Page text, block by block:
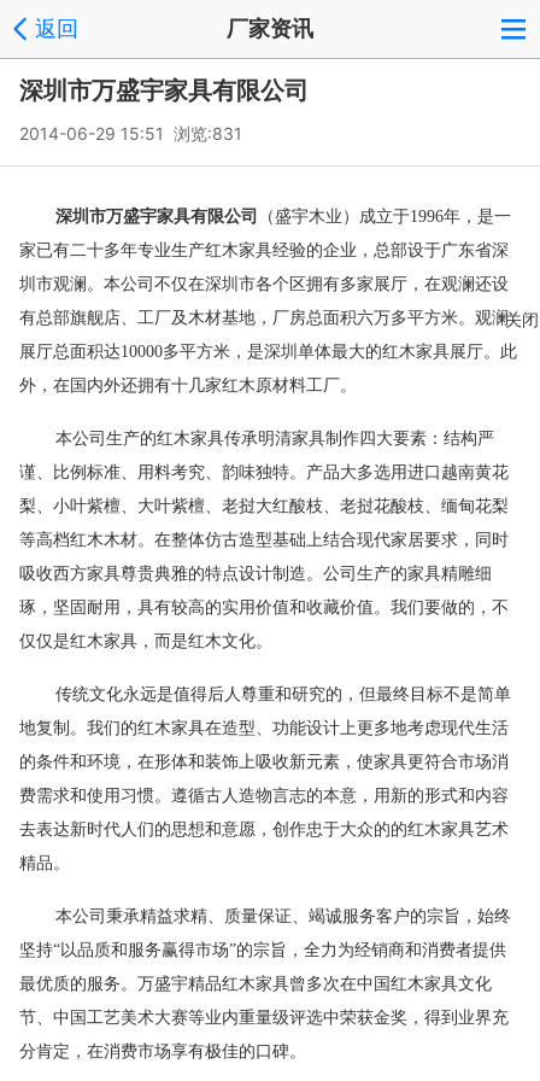
返回 厂家资讯
深圳市万盛宇家具有限公司
2014-06-29 15:51 浏览:831
深圳市万盛宇家具有限公司
（盛宇木业）成立于1996年，是一
家已有二十多年专业生产红木家具经验的企业，总部设于广东省深
圳市观澜。本公司不仅在深圳市各个区拥有多家展厅，在观澜还设
有总部旗舰店、工厂及木材基地，厂房总面积六万多平方米。观澜
展厅总面积达10000多平方米，是深圳单体最大的红木家具展厅。此
外，在国内外还拥有十几家红木原材料工厂。
本公司生产的红木家具传承明清家具制作四大要素：结构严
谨、比例标准、用料考究、韵味独特。产品大多选用进口越南黄花
梨、小叶紫檀、大叶紫檀、老挝大红酸枝、老挝花酸枝、缅甸花梨
等高档红木木材。在整体仿古造型基础上结合现代家居要求，同时
吸收西方家具尊贵典雅的特点设计制造。公司生产的家具精雕细
琢，坚固耐用，具有较高的实用价值和收藏价值。我们要做的，不
仅仅是红木家具，而是红木文化。
传统文化永远是值得后人尊重和研究的，但最终目标不是简单
地复制。我们的红木家具在造型、功能设计上更多地考虑现代生活
的条件和环境，在形体和装饰上吸收新元素，使家具更符合市场消
费需求和使用习惯。遵循古人造物言志的本意，用新的形式和内容
去表达新时代人们的思想和意愿，创作忠于大众的的红木家具艺术
精品。
本公司秉承精益求精、质量保证、竭诚服务客户的宗旨，始终
坚持“以品质和服务赢得市场”的宗旨，全力为经销商和消费者提供
最优质的服务。万盛宇精品红木家具曾多次在中国红木家具文化
节、中国工艺美术大赛等业内重量级评选中荣获金奖，得到业界充
分肯定，在消费市场享有极佳的口碑。
关闭